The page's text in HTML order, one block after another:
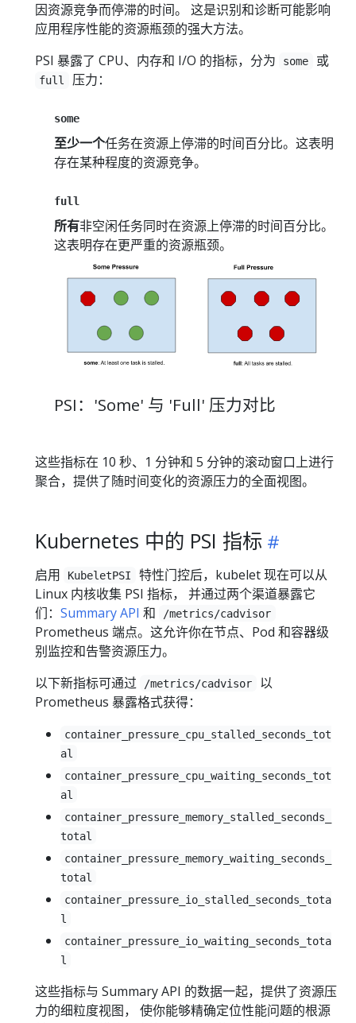
因资源竞争而停滞的时间。 这是识别和诊断可能影响
应用程序性能的资源瓶颈的强大方法。
PSI 暴露了 CPU、内存和 I/O 的指标，分为
some 或
full 压力：
some
至少一个任务在资源上停滞的时间百分比。这表明
存在某种程度的资源竞争。
full
所有非空闲任务同时在资源上停滞的时间百分比。
这表明存在更严重的资源瓶颈。
PSI：'Some' 与 'Full' 压力对比
这些指标在 10 秒、1 分钟和 5 分钟的滚动窗口上进行
聚合，提供了随时间变化的资源压力的全面视图。
Kubernetes 中的 PSI 指标
启用 KubeletPSI
特性门控后，kubelet 现在可以从
Linux 内核收集 PSI 指标， 并通过两个渠道暴露它
们： Summary API 和 /metrics/cadvisor
Prometheus 端点。这允许你在节点、Pod 和容器级
别监控和告警资源压力。
以下新指标可通过
/metrics/cadvisor
以
Prometheus 暴露格式获得：
container_pressure_cpu_stalled_seconds_tot
al
container_pressure_cpu_waiting_seconds_tot
al
container_pressure_memory_stalled_seconds_
total
container_pressure_memory_waiting_seconds_
total
container_pressure_io_stalled_seconds_tota
l
container_pressure_io_waiting_seconds_tota
l
这些指标与 Summary API 的数据一起，提供了资源压
力的细粒度视图， 使你能够精确定位性能问题的根源